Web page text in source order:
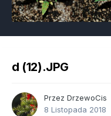
d (12).JPG
Przez DrzewoCis
8 Listopada 2018